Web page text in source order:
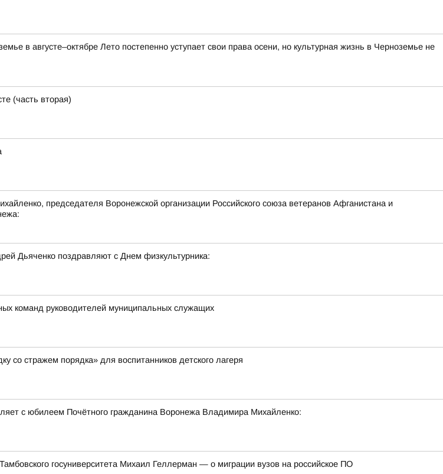
в августе–октябре Лето постепенно уступает свои права осени, но культурная жизнь в Черноземье не
(часть вторая)
председателя Воронежской организации Российского союза ветеранов Афганистана и
Дьяченко поздравляют с Днем физкультурника:
команд руководителей муниципальных служащих
со стражем порядка» для воспитанников детского лагеря
с юбилеем Почётного гражданина Воронежа Владимира Михайленко:
госуниверситета Михаил Геллерман — о миграции вузов на российское ПО